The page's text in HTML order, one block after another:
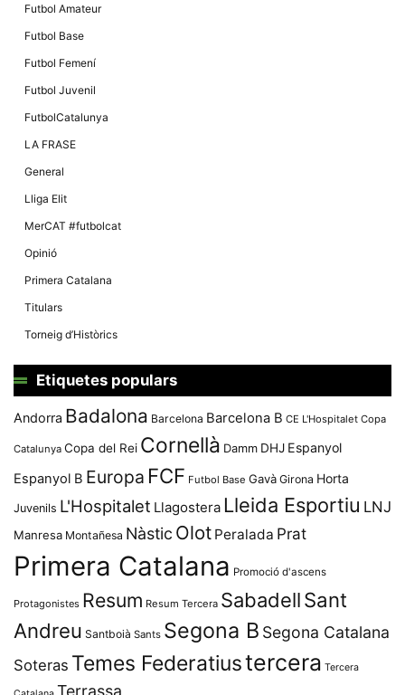
Futbol Amateur
Futbol Base
Futbol Femení
Futbol Juvenil
FutbolCatalunya
LA FRASE
General
Lliga Elit
MerCAT #futbolcat
Opinió
Primera Catalana
Titulars
Torneig d’Històrics
Etiquetes populars
Andorra Badalona Barcelona Barcelona B CE L'Hospitalet Copa
Catalunya Copa del Rei Cornellà Damm DHJ Espanyol
Espanyol B Europa FCF Futbol Base Gavà Girona Horta
Juvenils L'Hospitalet Llagostera Lleida Esportiu LNJ
Manresa Montañesa Nàstic Olot Peralada Prat
Primera Catalana Promoció d'ascens
Protagonistes Resum Resum Tercera SabadellSant
Andreu Santboià Sants Segona B Segona Catalana
Soteras Temes Federatiustercera Tercera